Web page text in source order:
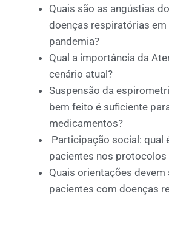
Quais são as angústias
doenças respiratórias em
pandemia?
Qual a importância da
cenário atual?
Suspensão da
bem feito é suficiente
medicamentos?
Participação social: qual
pacientes nos protocolos
Quais orientações devem
pacientes com doenças